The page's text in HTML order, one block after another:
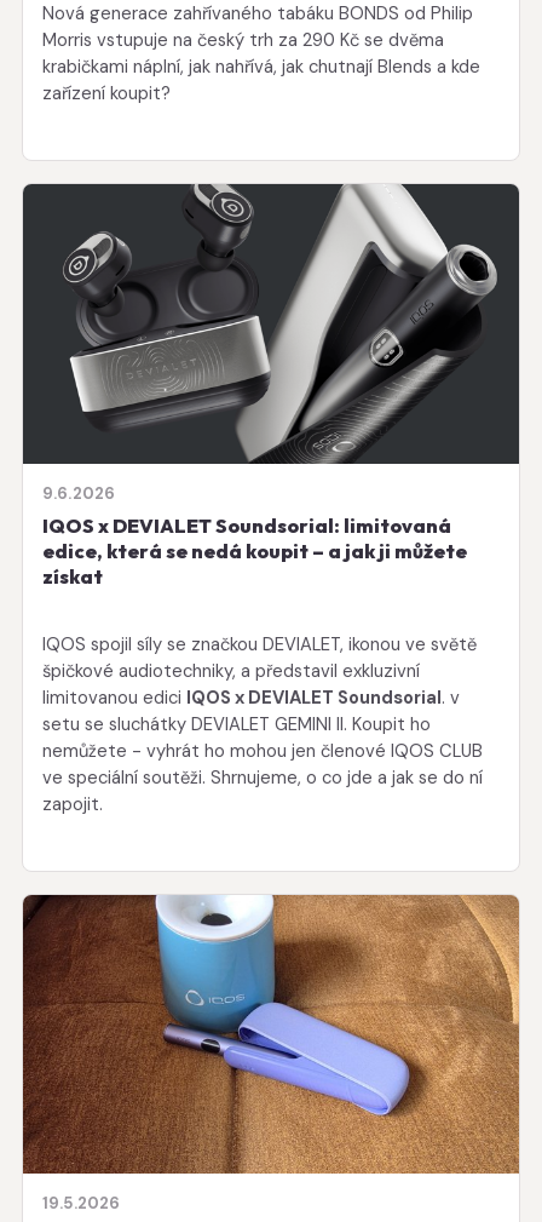
Nová generace zahřívaného tabáku BONDS od Philip
Morris vstupuje na český trh za 290 Kč se dvěma
krabičkami náplní, jak nahřívá, jak chutnají Blends a kde
zařízení koupit?
9.6.2026
IQOS x DEVIALET Soundsorial: limitovaná
edice, která se nedá koupit – a jak ji můžete
získat
IQOS spojil síly se značkou DEVIALET, ikonou ve světě
špičkové audiotechniky, a představil exkluzivní
limitovanou edici IQOS x DEVIALET Soundsorial. v
setu se sluchátky DEVIALET GEMINI II. Koupit ho
nemůžete - vyhrát ho mohou jen členové IQOS CLUB
ve speciální soutěži. Shrnujeme, o co jde a jak se do ní
zapojit.
19.5.2026